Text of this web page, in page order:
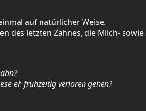
auf natürlicher Weise.
des letzten Zahnes, die Milch-
eh frühzeitig verloren gehen?